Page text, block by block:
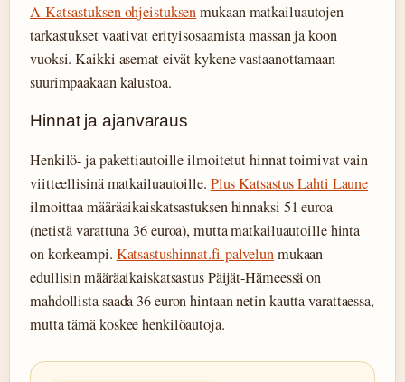
A-Katsastuksen ohjeistuksenmukaan matkailuautojen
tarkastukset vaativat erityisosaamista massan ja koon
vuoksi. Kaikki asemat eivät kykene vastaanottamaan
suurimpaakaan kalustoa.
Hinnat ja ajanvaraus
Henkilö- ja pakettiautoille ilmoitetut hinnat toimivat vain
viitteellisinä matkailuautoille. Plus Katsastus Lahti Laune
ilmoittaa määräaikaiskatsastuksen hinnaksi 51 euroa
(netistä varattuna 36 euroa), mutta matkailuautoille hinta
on korkeampi. Katsastushinnat.fi-palvelunmukaan
edullisin määräaikaiskatsastus Päijät-Hämeessä on
mahdollista saada 36 euron hintaan netin kautta varattaessa,
mutta tämä koskee henkilöautoja.